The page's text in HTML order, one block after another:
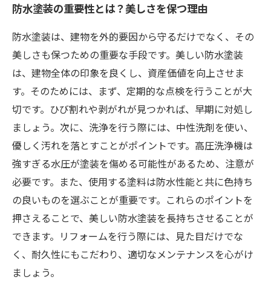
定期点検の重要性：防水塗装を長持ちさせる秘
訣
美しい防水塗装がもたらす建物の寿命延長効果
まとめ：防水塗装を美しく保って理想のリフォ
ームを実現しよう
防水塗装の重要性とは？美しさを保つ理由
防水塗装は、建物を外的要因から守るだけでなく、その
美しさも保つための重要な手段です。美しい防水塗装
は、建物全体の印象を良くし、資産価値を向上させま
す。そのためには、まず、定期的な点検を行うことが大
切です。ひび割れや剥がれが見つかれば、早期に対処し
ましょう。次に、洗浄を行う際には、中性洗剤を使い、
優しく汚れを落とすことがポイントです。高圧洗浄機は
強すぎる水圧が塗装を傷める可能性があるため、注意が
必要です。また、使用する塗料は防水性能と共に色持ち
の良いものを選ぶことが重要です。これらのポイントを
押さえることで、美しい防水塗装を長持ちさせることが
できます。リフォームを行う際には、見た目だけでな
く、耐久性にもこだわり、適切なメンテナンスを心がけ
ましょう。